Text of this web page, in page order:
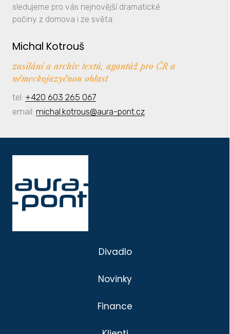
sledujeme pro vás nejnovější dramatické
počiny z domova i ze světa.
Michal Kotrouš
zasílání a archiv textů, agantáž pro ČR a
německojazyčnou oblast
tel: +420 603 265 067
email: michal.kotrous@aura-pont.cz
Divadlo
Novinky
Finance